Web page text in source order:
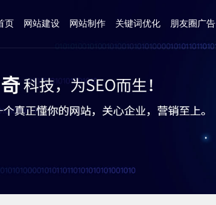
页 网站建设 网站制作 关键词优化 朋友圈广告